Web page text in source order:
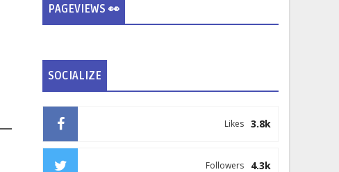
PAGEVIEWS 👀
SOCIALIZE
3.8k
Likes
4.3k
Followers